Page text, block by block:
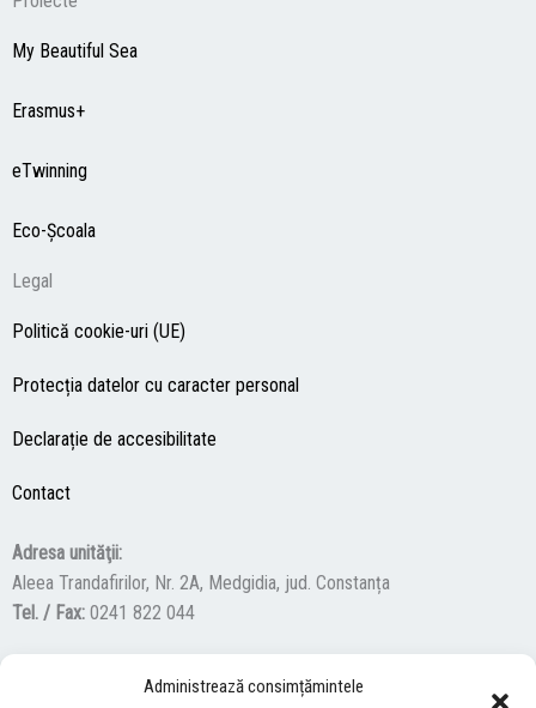
Administrează consimțămintele
My Beautiful Sea
Erasmus+
eTwinning
Eco-Şcoala
Legal
Politică cookie-uri (UE)
Protecția datelor cu caracter personal
Declarație de accesibilitate
Contact
Adresa unităţii:
Aleea Trandafirilor, Nr. 2A, Medgidia, jud. Constanța
Tel. / Fax: 0241 822 044
F Y I